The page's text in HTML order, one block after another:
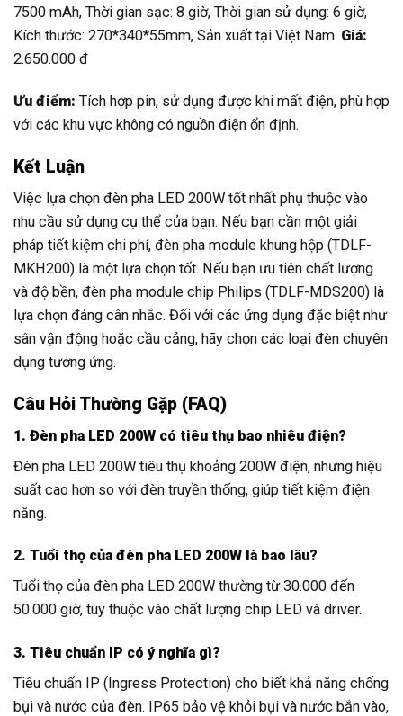
7500 mAh, Thời gian sạc: 8 giờ, Thời gian sử dụng: 6 giờ,
Kích thước: 270*340*55mm, Sản xuất tại Việt Nam. Giá:
2.650.000 đ
Ưu điểm: Tích hợp pin, sử dụng được khi mất điện, phù hợp
với các khu vực không có nguồn điện ổn định.
Kết Luận
Việc lựa chọn đèn pha LED 200W tốt nhất phụ thuộc vào
nhu cầu sử dụng cụ thể của bạn. Nếu bạn cần một giải
pháp tiết kiệm chi phí, đèn pha module khung hộp (TDLF-
MKH200) là một lựa chọn tốt. Nếu bạn ưu tiên chất lượng
và độ bền, đèn pha module chip Philips (TDLF-MDS200) là
lựa chọn đáng cân nhắc. Đối với các ứng dụng đặc biệt như
sân vận động hoặc cầu cảng, hãy chọn các loại đèn chuyên
dụng tương ứng.
Câu Hỏi Thường Gặp (FAQ)
1. Đèn pha LED 200W có tiêu thụ bao nhiêu điện?
Đèn pha LED 200W tiêu thụ khoảng 200W điện, nhưng hiệu
suất cao hơn so với đèn truyền thống, giúp tiết kiệm điện
năng.
2. Tuổi thọ của đèn pha LED 200W là bao lâu?
Tuổi thọ của đèn pha LED 200W thường từ 30.000 đến
50.000 giờ, tùy thuộc vào chất lượng chip LED và driver.
3. Tiêu chuẩn IP có ý nghĩa gì?
Tiêu chuẩn IP (Ingress Protection) cho biết khả năng chống
bụi và nước của đèn. IP65 bảo vệ khỏi bụi và nước bắn vào,